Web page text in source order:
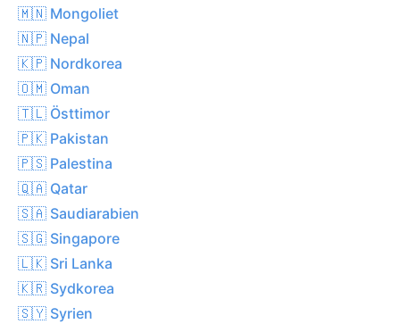
🇲🇳 Mongoliet
🇳🇵 Nepal
🇰🇵 Nordkorea
🇴🇲 Oman
🇹🇱 Östtimor
🇵🇰 Pakistan
🇵🇸 Palestina
🇶🇦 Qatar
🇸🇦 Saudiarabien
🇸🇬 Singapore
🇱🇰 Sri Lanka
🇰🇷 Sydkorea
🇸🇾 Syrien